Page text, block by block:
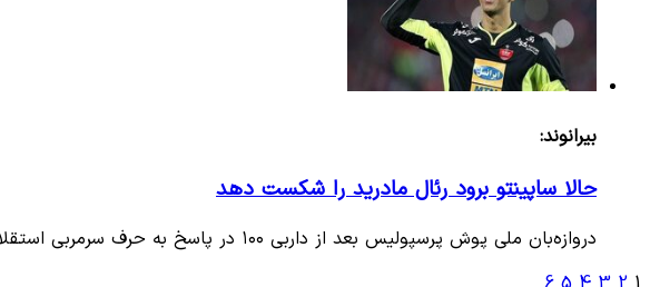
بیرانوند:
حالا ساپینتو برود رئال مادرید را شکست دهد
دروازه‌بان ملی پوش پرسپولیس بعد از داربی ۱۰۰ در پاسخ به حرف سرمربی استقلال که قبل از داربی گفته بود تیمش حتی از رئال…